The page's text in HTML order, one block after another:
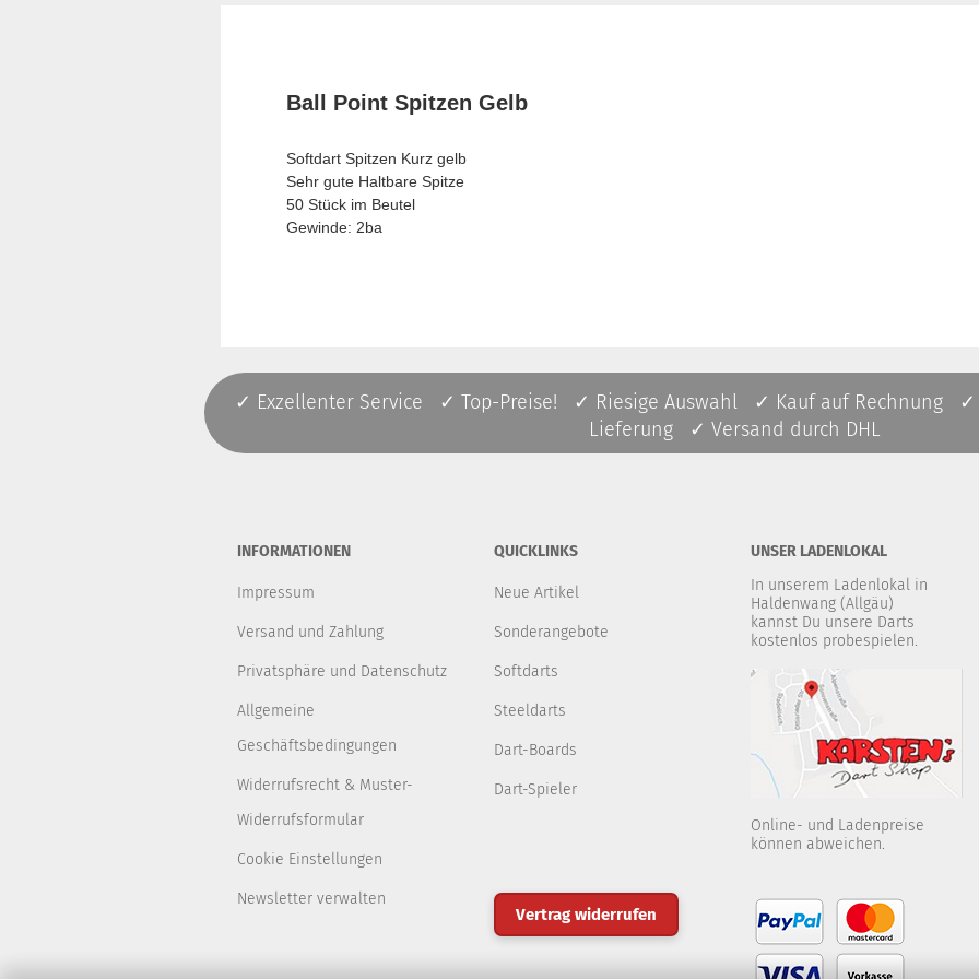
Ball Point Spitzen Gelb
Softdart Spitzen Kurz gelb
Sehr gute Haltbare Spitze
50 Stück im Beutel
Gewinde: 2ba
✓ Exzellenter Service ✓ Top-Preise! ✓ Riesige Auswahl ✓ Kauf auf Rechnung
Lieferung ✓ Versand durch DHL
INFORMATIONEN
Impressum
Versand und Zahlung
Privatsphäre und Datenschutz
Allgemeine
Geschäftsbedingungen
Widerrufsrecht & Muster-
Widerrufsformular
Cookie Einstellungen
Newsletter verwalten
QUICKLINKS
Neue Artikel
Sonderangebote
Softdarts
Steeldarts
Dart-Boards
Dart-Spieler
Vertrag widerrufen
UNSER LADENLOKAL
In unserem Ladenlokal in
Haldenwang (Allgäu)
kannst Du unsere Darts
kostenlos probespielen.
Online- und Ladenpreise
können abweichen.